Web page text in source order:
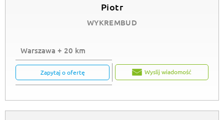
Piotr
WYKREMBUD
Warszawa + 20 km
Zapytaj o ofertę Wyslij wiadomość